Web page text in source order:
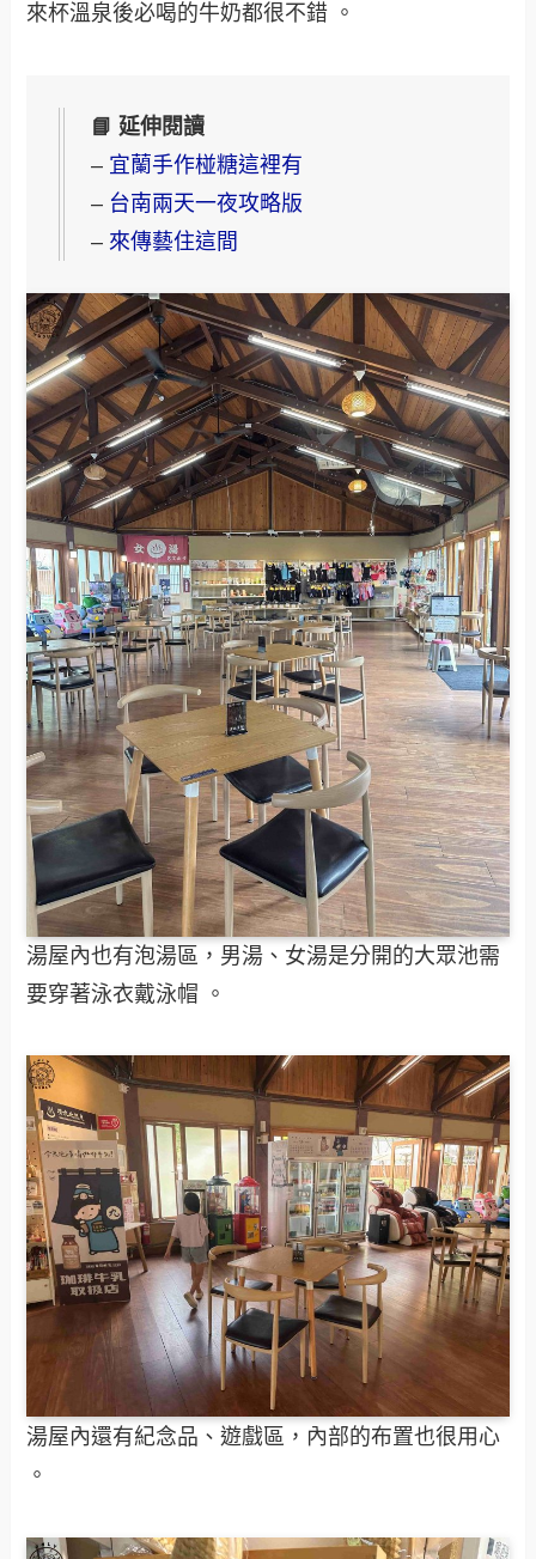
來杯溫泉後必喝的牛奶都很不錯 。
📘 延伸閱讀
– 宜蘭手作椪糖這裡有
– 台南兩天一夜攻略版
–來傳藝住這間
湯屋內也有泡湯區，男湯、女湯是分開的大眾池需
要穿著泳衣戴泳帽 。
湯屋內還有紀念品、遊戲區，內部的布置也很用心
。